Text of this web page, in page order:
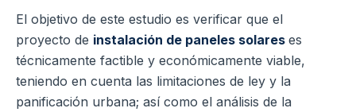
El objetivo de este estudio es verificar que el
proyecto de instalación de paneles solares es
técnicamente factible y económicamente viable,
teniendo en cuenta las limitaciones de ley y la
panificación urbana; así como el análisis de la